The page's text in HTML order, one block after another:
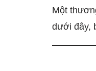
Một
dưới đây,